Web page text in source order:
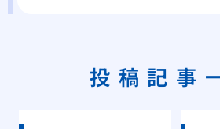
投稿記事